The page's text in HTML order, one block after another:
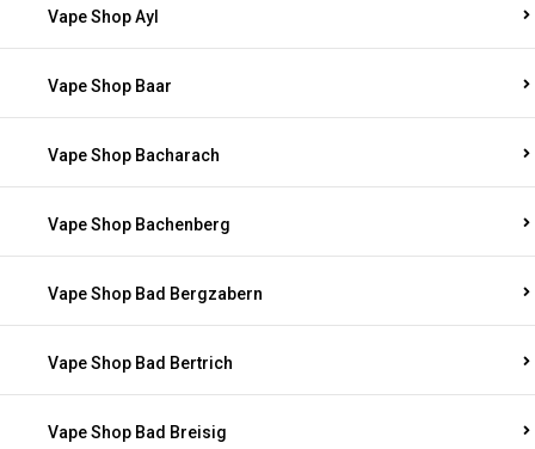
Vape Shop Ayl
Vape Shop Baar
Vape Shop Bacharach
Vape Shop Bachenberg
Vape Shop Bad Bergzabern
Vape Shop Bad Bertrich
Vape Shop Bad Breisig